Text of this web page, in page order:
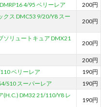
4/95 ベリーレア 200円
ス DMC53 9/20/Y8 スー
200円
ソリュートキュア DMX21
200円
200円
ベリーレア
190円
S10 スーパーレア 190円
(H.C.) DM32 21/110/Y8 レ
190円